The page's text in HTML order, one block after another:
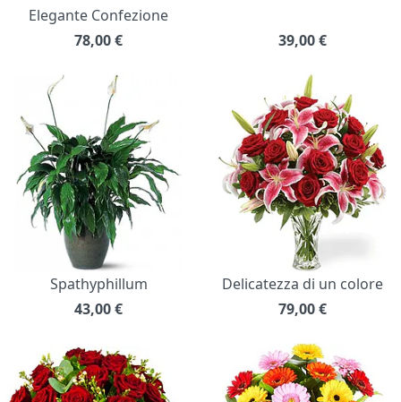
Elegante Confezione
78,00€ 39,00€
Spathyphillum
43,00€
Delicatezza di un colore
79,00€